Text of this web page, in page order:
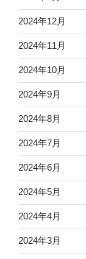
2024年12月
2024年11月
2024年10月
2024年9月
2024年8月
2024年7月
2024年6月
2024年5月
2024年4月
2024年3月